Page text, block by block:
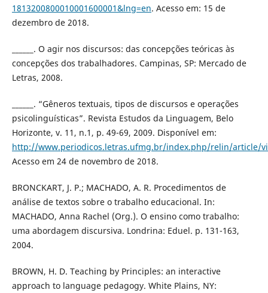
1813200800010001600001&lng=en. Acesso em: 15 de
dezembro de 2018.
______. O agir nos discursos: das concepções teóricas às
concepções dos trabalhadores. Campinas, SP: Mercado de
Letras, 2008.
______. “Gêneros textuais, tipos de discursos e operações
psicolinguísticas”. Revista Estudos da Linguagem, Belo
Horizonte, v. 11, n.1, p. 49-69, 2009. Disponível em:
http://www.periodicos.letras.ufmg.br/index.php/relin/article/
Acesso em 24 de novembro de 2018.
BRONCKART, J. P.; MACHADO, A. R. Procedimentos de
análise de textos sobre o trabalho educacional. In:
MACHADO, Anna Rachel (Org.). O ensino como trabalho:
uma abordagem discursiva. Londrina: Eduel. p. 131-163,
2004.
BROWN, H. D. Teaching by Principles: an interactive
approach to language pedagogy. White Plains, NY: